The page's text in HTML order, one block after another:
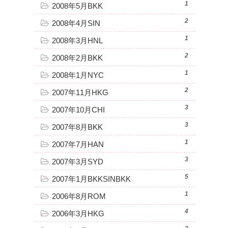
2008年5月BKK 1
2008年4月SIN 2
2008年3月HNL 1
2008年2月BKK 2
2008年1月NYC 1
2007年11月HKG 2
2007年10月CHI 3
2007年8月BKK 3
2007年7月HAN 1
2007年3月SYD 3
2007年1月BKKSINBKK 5
2006年8月ROM 1
2006年3月HKG 4